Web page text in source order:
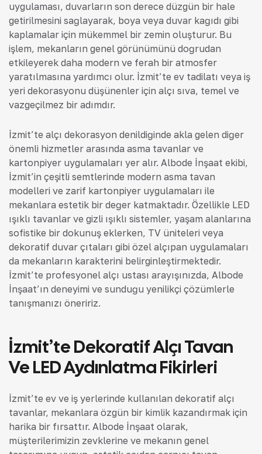
uygulaması, duvarların son derece düzgün bir hale
getirilmesini sağlayarak, boya veya duvar kağıdı gibi
kaplamalar için mükemmel bir zemin oluşturur. Bu
işlem, mekanların genel görünümünü doğrudan
etkileyerek daha modern ve ferah bir atmosfer
yaratılmasına yardımcı olur. İzmit’te ev tadilatı veya iş
yeri dekorasyonu düşünenler için alçı sıva, temel ve
vazgeçilmez bir adımdır.
İzmit’te alçı dekorasyon denildiğinde akla gelen diğer
önemli hizmetler arasında asma tavanlar ve
kartonpiyer uygulamaları yer alır. Albode İnşaat ekibi,
İzmit’in çeşitli semtlerinde modern asma tavan
modelleri ve zarif kartonpiyer uygulamaları ile
mekanlara estetik bir değer katmaktadır. Özellikle LED
ışıklı tavanlar ve gizli ışıklı sistemler, yaşam alanlarına
sofistike bir dokunuş eklerken, TV üniteleri veya
dekoratif duvar çıtaları gibi özel alçıpan uygulamaları
da mekanların karakterini belirginleştirmektedir.
İzmit’te profesyonel alçı ustası arayışınızda, Albode
İnşaat’ın deneyimi ve sunduğu yenilikçi çözümlerle
tanışmanızı öneririz.
İzmit’te Dekoratif Alçı Tavan
Ve LED Aydınlatma Fikirleri
İzmit’te ev ve iş yerlerinde kullanılan dekoratif alçı
tavanlar, mekanlara özgün bir kimlik kazandırmak için
harika bir fırsattır. Albode İnşaat olarak,
müşterilerimizin zevklerine ve mekanın genel